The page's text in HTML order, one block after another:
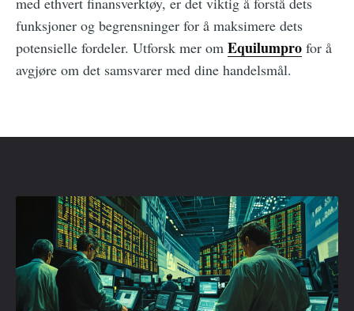
funksjoner og begrensninger for å maksimere dets
potensielle fordeler. Utforsk mer om Equilumpro for å
avgjøre om det samsvarer med dine handelsmål.